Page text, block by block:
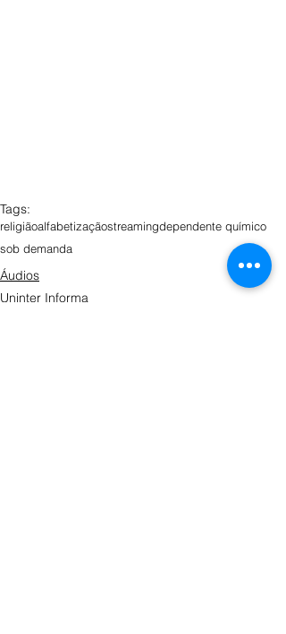
Tags:
religiãoalfabetizaçãostreamingdependente químico
sob demanda
Áudios
Uninter Informa